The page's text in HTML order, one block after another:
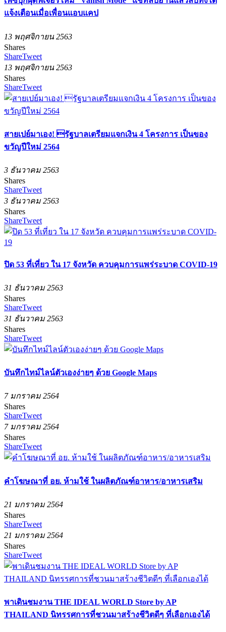
แจ้งเตือนเมื่อเพื่อนแอบแคป
13 พฤศจิกายน 2563
Shares
ShareTweet
13 พฤศจิกายน 2563
Shares
ShareTweet
สายเปย์มาเอง! รัฐบาลเตรียมแจกเงิน 4 โครงการ เป็นของ
ขวัญปีใหม่ 2564
3 ธันวาคม 2563
Shares
ShareTweet
3 ธันวาคม 2563
Shares
ShareTweet
ปิด 53 ที่เที่ยว ใน 17 จังหวัด ควบคุมการแพร่ระบาด COVID-19
31 ธันวาคม 2563
Shares
ShareTweet
31 ธันวาคม 2563
Shares
ShareTweet
บันทึกไทม์ไลน์ตัวเองง่ายๆ ด้วย Google Maps
7 มกราคม 2564
Shares
ShareTweet
7 มกราคม 2564
Shares
ShareTweet
คำโฆษณาที่ อย. ห้ามใช้ ในผลิตภัณฑ์อาหาร/อาหารเสริม
21 มกราคม 2564
Shares
ShareTweet
21 มกราคม 2564
Shares
ShareTweet
พาเดินชมงาน THE IDEAL WORLD Store by AP
THAILAND นิทรรศการที่ชวนมาสร้างชีวิตดีๆ ที่เลือกเองได้